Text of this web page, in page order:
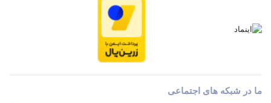
ما در شبکه های اجتماعی